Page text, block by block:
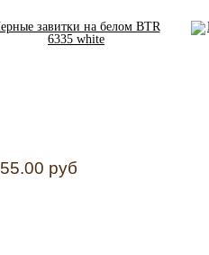
55.00 руб